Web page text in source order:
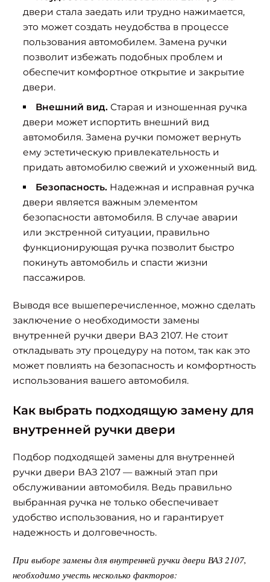
двери стала заедать или трудно нажимается,
это может создать неудобства в процессе
пользования автомобилем. Замена ручки
позволит избежать подобных проблем и
обеспечит комфортное открытие и закрытие
двери.
Внешний вид. Старая и изношенная ручка
двери может испортить внешний вид
автомобиля. Замена ручки поможет вернуть
ему эстетическую привлекательность и
придать автомобилю свежий и ухоженный вид.
Безопасность. Надежная и исправная ручка
двери является важным элементом
безопасности автомобиля. В случае аварии
или экстренной ситуации, правильно
функционирующая ручка позволит быстро
покинуть автомобиль и спасти жизни
пассажиров.
Выводя все вышеперечисленное, можно сделать
заключение о необходимости замены
внутренней ручки двери ВАЗ 2107. Не стоит
откладывать эту процедуру на потом, так как это
может повлиять на безопасность и комфортность
использования вашего автомобиля.
Как выбрать подходящую замену для
внутренней ручки двери
Подбор подходящей замены для внутренней
ручки двери ВАЗ 2107 — важный этап при
обслуживании автомобиля. Ведь правильно
выбранная ручка не только обеспечивает
удобство использования, но и гарантирует
надежность и долговечность.
При выборе замены для внутренней ручки двери ВАЗ 2107,
необходимо учесть несколько факторов: